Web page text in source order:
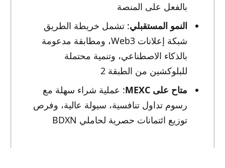
بالفعل على المنصة
النمو المستقبلي: تشمل خريطة الطريق
شبكة إعلانات Web3، ومطابقة مدعومة
بالذكاء الاصطناعي، وتنمية محتملة
للبلوكشين من الطبقة 2
متاح على MEXC
: عملية شراء سهلة مع
رسوم تداول تنافسية، سيولة عالية، وفرص
توزيع ائتمانات حصرية لحاملي BDXN